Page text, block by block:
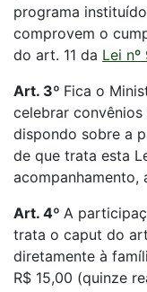
programa
comprovem o
do art. 11 da Lei
Art. 3º Fica o
celebrar
dispondo sobre a
de que trata esta
acompanhamento,
Art. 4º A
trata o caput do
diretamente à
R$ 15,00 (quinze